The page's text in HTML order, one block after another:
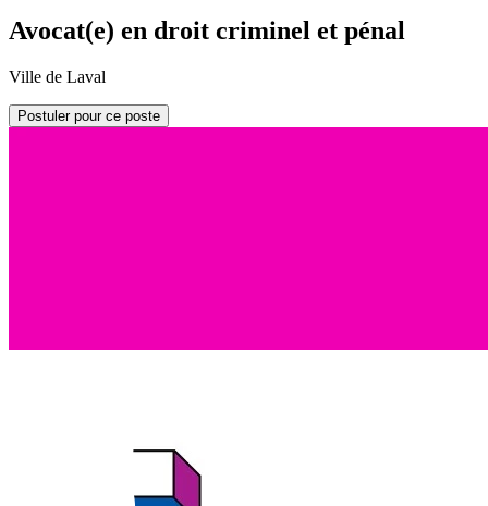
Avocat(e) en droit criminel et pénal
Ville de Laval
Postuler pour ce poste